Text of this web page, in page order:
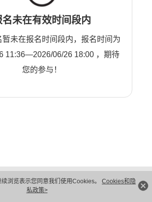
浏览表示您同意我们使用Cookies。 Cookies和隐
私政策>
名未在有效时间段内
暂未在报名时间段内，报名时间为
11:36—2026/06/26 18:00 ，期待
您的参与！
隐私保护
法律声明